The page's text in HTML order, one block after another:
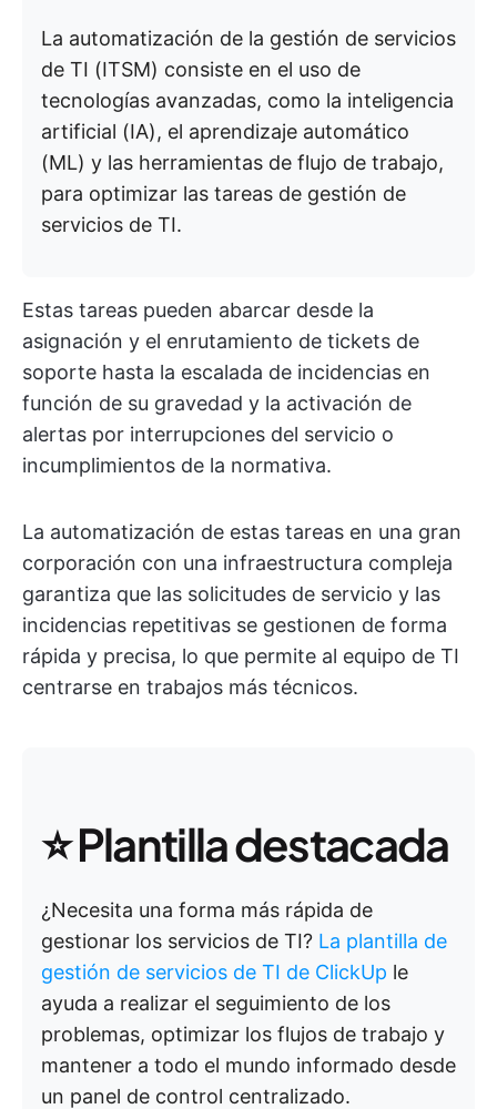
La automatización de la gestión de servicios
de TI (ITSM) consiste en el uso de
tecnologías avanzadas, como la inteligencia
artificial (IA), el aprendizaje automático
(ML) y las herramientas de flujo de trabajo,
para optimizar las tareas de gestión de
servicios de TI.
Estas tareas pueden abarcar desde la
asignación y el enrutamiento de tickets de
soporte hasta la escalada de incidencias en
función de su gravedad y la activación de
alertas por interrupciones del servicio o
incumplimientos de la normativa.
La automatización de estas tareas en una gran
corporación con una infraestructura compleja
garantiza que las solicitudes de servicio y las
incidencias repetitivas se gestionen de forma
rápida y precisa, lo que permite al equipo de TI
centrarse en trabajos más técnicos.
⭐ Plantilla destacada
¿Necesita una forma más rápida de
gestionar los servicios de TI? La plantilla de
gestión de servicios de TI de ClickUp le
ayuda a realizar el seguimiento de los
problemas, optimizar los flujos de trabajo y
mantener a todo el mundo informado desde
un panel de control centralizado.